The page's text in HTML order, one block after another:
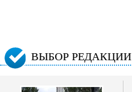
ВЫБОР РЕДАКЦИИ